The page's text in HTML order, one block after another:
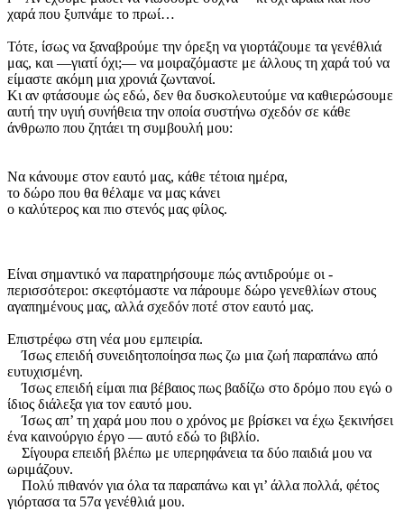
χαρά που ξυπνάμε το πρωί…
Τότε, ίσως να ξαναβρούμε την όρεξη να γιορτάζουμε τα γενέθλιά
μας, και —γιατί όχι;— να μοιραζόμαστε με άλλους τη χαρά τού να
είμαστε ακόμη μια χρονιά ζωντανοί.
Κι αν φτάσουμε ώς εδώ, δεν θα δυσκολευτούμε να καθιερώσουμε
αυτή την υγιή συνήθεια την οποία συστήνω σχεδόν σε κάθε
άνθρωπο που ζητάει τη συμβουλή μου:
Να κάνουμε στον εαυτό μας, κάθε τέτοια ημέρα,
το δώρο που θα θέλαμε να μας κάνει
ο καλύτερος και πιο στενός μας φίλος.
Είναι σημαντικό να παρατηρήσουμε πώς αντιδρούμε οι ­
περισσότεροι: σκεφτόμαστε να πάρουμε δώρο γενεθλίων στους
αγαπημένους μας, αλλά σχεδόν ποτέ στον εαυτό μας.
Επιστρέφω στη νέα μου εμπειρία.
Ίσως επειδή συνειδητοποίησα πως ζω μια ζωή παραπάνω από
ευτυχισμένη.
Ίσως επειδή είμαι πια βέβαιος πως βαδίζω στο δρόμο που εγώ ο
ίδιος διάλεξα για τον εαυτό μου.
Ίσως απ’ τη χαρά μου που ο χρόνος με βρίσκει να έχω ξεκινήσει
ένα καινούργιο έργο — αυτό εδώ το βιβλίο.
Σίγουρα επειδή βλέπω με υπερηφάνεια τα δύο παιδιά μου να
ωριμάζουν.
Πολύ πιθανόν για όλα τα παραπάνω και γι’ άλλα πολλά, φέτος
γιόρτασα τα 57α γενέθλιά μου.